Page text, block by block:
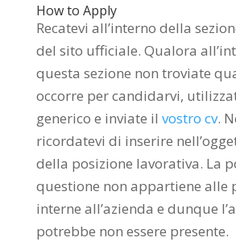
How to Apply
Recatevi all’interno della
del sito ufficiale. Qualora
questa sezione non troviate
occorre per candidarvi,
generico e inviate il vostro cv.
ricordatevi di inserire
della posizione lavorativa. La
questione non appartiene alle
interne all’azienda e dunque
potrebbe non essere presente.